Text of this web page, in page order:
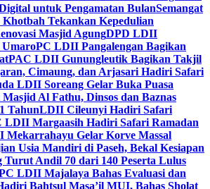
untuk Pengamatan BulanSemangat
Tekankan Kepedulian
Masjid AgungDPD LDII
PC LDII Pangalengan Bagikan
PAC LDII Gunungleutik Bagikan Takjil
Cimaung, dan Arjasari Hadiri Safari
LDII Soreang Gelar Buka Puasa
Al Fathu, Dinsos dan Baznas
TahunLDII Cileunyi Hadiri Safari
LDII Margaasih Hadiri Safari Ramadan
Mekarrahayu Gelar Korve Massal
Usia Mandiri di Paseh, Bekal Kesiapan
Andil 70 dari 140 Peserta Lulus
LDII Majalaya Bahas Evaluasi dan
Bahtsul Masa’il MUI, Bahas Sholat